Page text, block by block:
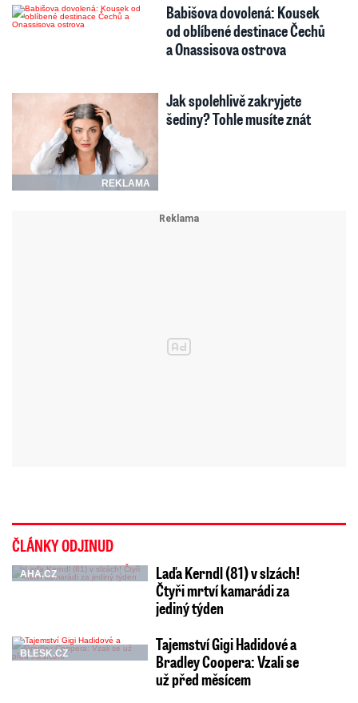
Babišova dovolená: Kousek
od oblíbené destinace Čechů
a Onassisova ostrova
REKLAMA
Jak spolehlivě zakryjete
šediny? Tohle musíte znát
ČLÁNKY ODJINUD
AHA.CZ
Laďa Kerndl (81) v slzách!
Čtyři mrtví kamarádi za
jediný týden
BLESK.CZ
Tajemství Gigi Hadidové a
Bradley Coopera: Vzali se
už před měsícem